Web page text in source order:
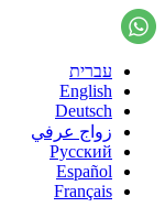
עברית
English
Deutsch
زواج عرفي
Русский
Español
Français